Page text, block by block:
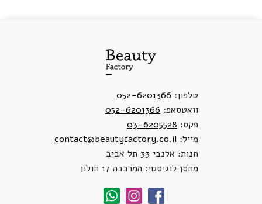
טלפון: 052-6201366
וואטסאפ: 052-6201366
פקס: 03-6205528
מייל: contact@beautyfactory.co.il
חנות: אלנבי 33 תל אביב
מחסן לוגיסטי: המרכבה 17 חולון